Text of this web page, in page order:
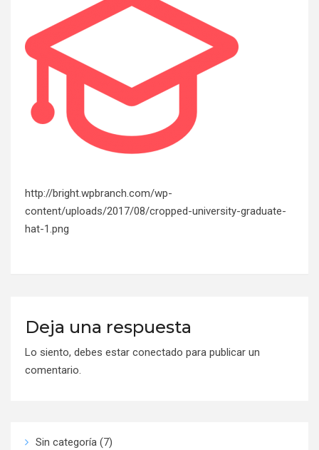
http://bright.wpbranch.com/wp-
content/uploads/2017/08/cropped-university-graduate-
hat-1.png
Deja una respuesta
Lo siento, debes estar conectado para publicar un
comentario.
Sin categoría (7)